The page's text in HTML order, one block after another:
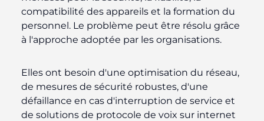
compatibilité des appareils et la formation du
personnel. Le problème peut être résolu grâce
à l'approche adoptée par les organisations.
Elles ont besoin d'une optimisation du réseau,
de mesures de sécurité robustes, d'une
défaillance en cas d'interruption de service et
de solutions de protocole de voix sur internet